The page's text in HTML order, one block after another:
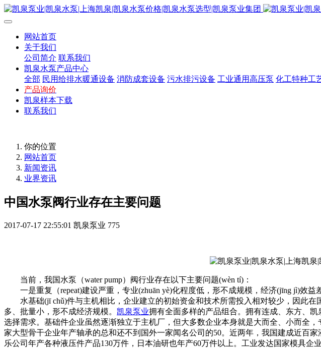
网站首页
关于我们
公司简介 联系我们
凯泉水泵产品中心
全部 民用给排水暖通设备 消防成套设备 污水排污设备 工业通用高压泵 化工特种工
产品询价
凯泉样本下载
联系我们
你的位置
网站首页
新闻资讯
业界资讯
中国水泵阀行业存在主要问题
2017-07-17 22:55:01 凯泉泵业 775
当前，我国水泵（water pump）阀行业存在以下主要问题(wèn tí)：
一是重复（repeat)建设严重，专业(zhuān yè)化程度低，形不成规模，经济(jīng jì)效益
水基础(jī chǔ)件与主机相比，企业建立的初始资金和技术所需投入相对较少，因此在
多、批量小，形不成经济规模。 凯泉泵业拥有全面多样的产品组合。拥有连成、东方、
选择需求。基础件企业虽然逐渐独立于主机厂，但大多数企业本身就是大而全、小而全
家大型骨干企业年产轴承的总和还不到国外一家闻名公司的50。近两年，我国建成近百
乐公司年产各种液压件产品130万件，日本油研也年产60万件以上。工业发达国家模具